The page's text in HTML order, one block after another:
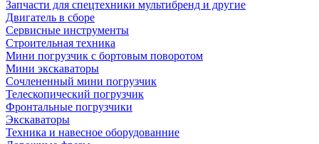
Запчасти для спецтехники мультибренд и другие
Двигатель в сборе
Сервисные инструменты
Строительная техника
Мини погрузчик с бортовым поворотом
Мини экскаваторы
Сочлененный мини погрузчик
Телескопический погрузчик
Фронтальные погрузчики
Экскаваторы
Техника и навесное оборудованние